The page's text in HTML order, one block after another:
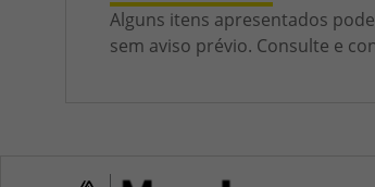
Alguns itens apresentados
sem aviso prévio. Consulte e